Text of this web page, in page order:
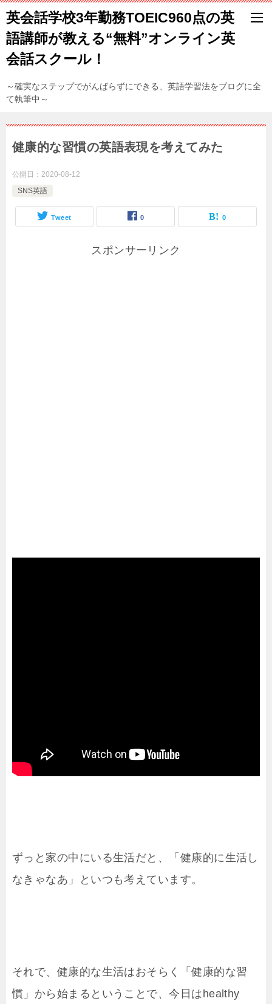
英会話学校3年勤務TOEIC960点の英
語講師が教える“無料”オンライン英
会話スクール！
～確実なステップでがんばらずにできる、英語学習法をブログに全
て執筆中～
健康的な習慣の英語表現を考えてみた
公開日： 2020-08-12
SNS英語
Tweet 0 0
スポンサーリンク
ずっと家の中にいる生活だと、「健康的に生活し
なきゃなあ」といつも考えています。
それで、健康的な生活はおそらく「健康的な習
慣」から始まるということで、今日はhealthy